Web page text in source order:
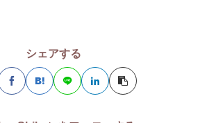
シェアする